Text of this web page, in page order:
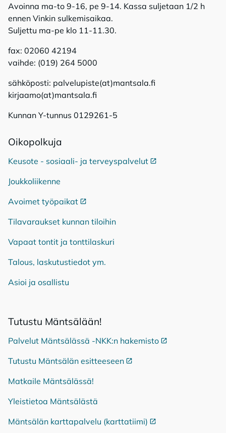
Avoinna ma-to 9-16, pe 9-14. Kassa suljetaan 1/2 h
ennen Vinkin sulkemisaikaa.
Suljettu ma-pe klo 11-11.30.
fax: 02060 42194
vaihde: (019) 264 5000
sähköposti: palvelupiste(at)mantsala.fi
kirjaamo(at)mantsala.fi
Kunnan Y-tunnus 0129261-5
Oi­ko­pol­ku­ja
Keusote - sosiaali- ja terveyspalvelut Ulkoinen linkki
Joukkoliikenne
Avoimet työpaikat Ulkoinen linkki
Tilavaraukset kunnan tiloihin
Vapaat tontit ja tonttilaskuri
Talous, laskutustiedot ym.
Asioi ja osallistu
Tu­tus­tu Mänt­sä­lään!
Palvelut Mäntsälässä -NKK:n hakemisto Ulkoinen linkki
Tutustu Mäntsälän esitteeseen Ulkoinen linkki
Matkaile Mäntsälässä!
Yleistietoa Mäntsälästä
Mäntsälän karttapalvelu (karttatiimi) Ulkoinen linkki